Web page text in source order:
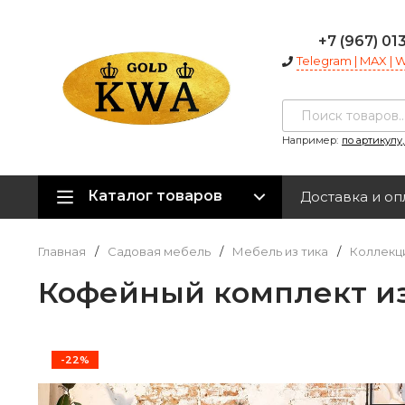
+7 (967)
Telegram | MAX |
Например: по
Каталог товаров Доставка и
Главная / Садовая мебель / Мебель из тика /
Кофейный комплект
-22%